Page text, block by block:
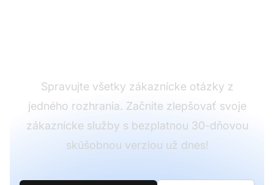
Spravujte všetky zákaznícke otázky z
jedného rozhrania. Začnite zlepšovať svoje
zákaznícke služby s bezplatnou 30-dňovou
skúšobnou verziou už dnes!